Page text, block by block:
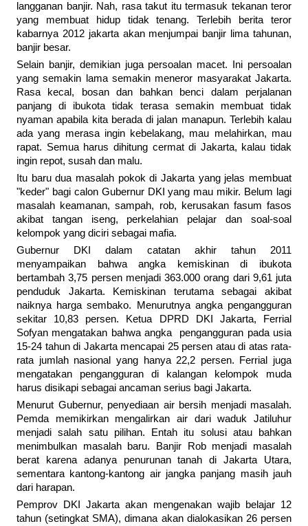
langganan banjir. Nah, rasa takut itu termasuk tekanan teror
yang membuat hidup tidak tenang. Terlebih berita teror
kabarnya 2012 jakarta akan menjumpai banjir lima tahunan,
banjir besar.
Selain banjir, demikian juga persoalan macet. Ini persoalan
yang semakin lama semakin meneror masyarakat Jakarta.
Rasa kecal, bosan dan bahkan benci dalam perjalanan
panjang di ibukota tidak terasa semakin membuat tidak
nyaman apabila kita berada di jalan manapun. Terlebih kalau
ada yang merasa ingin kebelakang, mau melahirkan, mau
rapat. Semua harus dihitung cermat di Jakarta, kalau tidak
ingin repot, susah dan malu.
Itu baru dua masalah pokok di Jakarta yang jelas membuat
"keder" bagi calon Gubernur DKI yang mau mikir. Belum lagi
masalah keamanan, sampah, rob, kerusakan fasum fasos
akibat tangan iseng, perkelahian pelajar dan soal-soal
kelompok yang diciri sebagai mafia.
Gubernur DKI dalam catatan akhir tahun 2011
menyampaikan bahwa angka kemiskinan di ibukota
bertambah 3,75 persen menjadi 363.000 orang dari 9,61 juta
penduduk Jakarta. Kemiskinan terutama sebagai akibat
naiknya harga sembako. Menurutnya angka pengangguran
sekitar 10,83 persen. Ketua DPRD DKI Jakarta, Ferrial
Sofyan mengatakan bahwa angka pengangguran pada usia
15-24 tahun di Jakarta mencapai 25 persen atau di atas rata-
rata jumlah nasional yang hanya 22,2 persen. Ferrial juga
mengatakan pengangguran di kalangan kelompok muda
harus disikapi sebagai ancaman serius bagi Jakarta.
Menurut Gubernur, penyediaan air bersih menjadi masalah.
Pemda memikirkan mengalirkan air dari waduk Jatiluhur
menjadi salah satu pilihan. Entah itu solusi atau bahkan
menimbulkan masalah baru. Banjir Rob menjadi masalah
berat karena adanya penurunan tanah di Jakarta Utara,
sementara kantong-kantong air jangka panjang masih jauh
dari harapan.
Pemprov DKI Jakarta akan mengenakan wajib belajar 12
tahun (setingkat SMA), dimana akan dialokasikan 26 persen